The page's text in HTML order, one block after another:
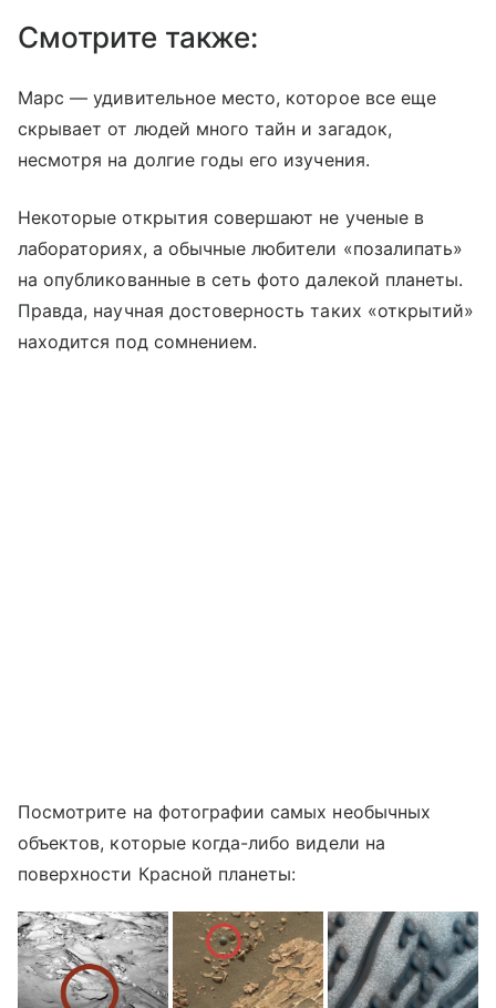
Смотрите также:
Марс — удивительное место, которое все еще
скрывает от людей много тайн и загадок,
несмотря на долгие годы его изучения.
Некоторые открытия совершают не ученые в
лабораториях, а обычные любители «позалипать»
на опубликованные в сеть фото далекой планеты.
Правда, научная достоверность таких «открытий»
находится под сомнением.
Посмотрите на фотографии самых необычных
объектов, которые когда-либо видели на
поверхности Красной планеты: